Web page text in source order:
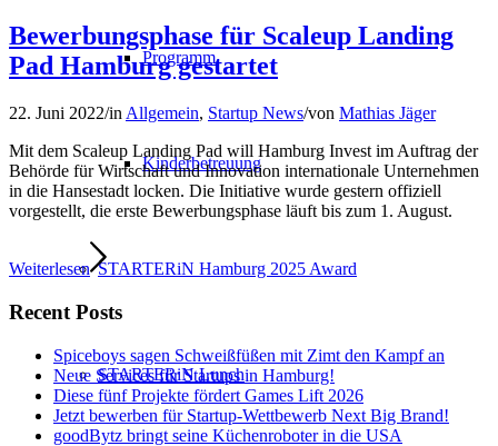
Programm
Kinderbetreuung
STARTERiN Hamburg 2025 Award
STARTERiN Lunch
Bewerbungsphase für Scaleup Landing
Pad Hamburg gestartet
22. Juni 2022/in Allgemein, Startup News/von Mathias Jäger
Mit dem Scaleup Landing Pad will Hamburg Invest im Auftrag der
Behörde für Wirtschaft und Innovation internationale Unternehmen
in die Hansestadt locken. Die Initiative wurde gestern offiziell
vorgestellt, die erste Bewerbungsphase läuft bis zum 1. August.
Weiterlesen
Recent Posts
Spiceboys sagen Schweißfüßen mit Zimt den Kampf an
Neue Services für Startups in Hamburg!
Diese fünf Projekte fördert Games Lift 2026
Jetzt bewerben für Startup-Wettbewerb Next Big Brand!
goodBytz bringt seine Küchenroboter in die USA